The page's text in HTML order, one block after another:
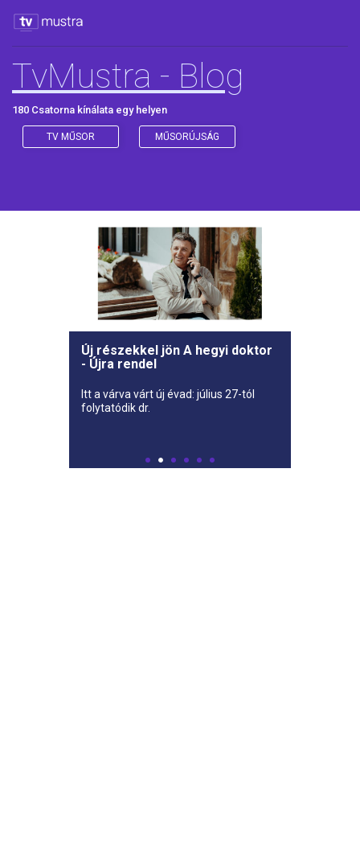
TvMustra - Blog
180 Csatorna kínálata egy helyen
TV MŰSOR MŰSORÚJSÁG
Új részekkel jön A hegyi doktor
- Újra rendel
Itt a várva várt új évad: július 27-tól
folytatódik dr.